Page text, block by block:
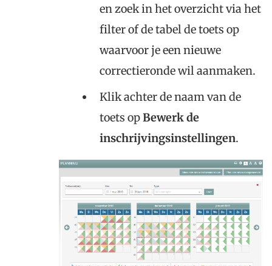
en zoek in het overzicht via het
filter of de tabel de toets op
waarvoor je een nieuwe
correctieronde wil aanmaken.
Klik achter de naam van de
toets opBewerk de
inschrijvingsinstellingen.